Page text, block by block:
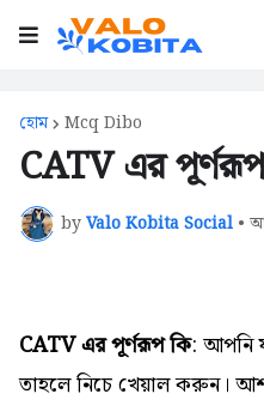
হোম Mcq Dibo
CATV এর
byValo Kobita Social •
CATV এর পূর্ণরূপ কি: আপনি
তাহলে নিচে খেয়াল করুন।